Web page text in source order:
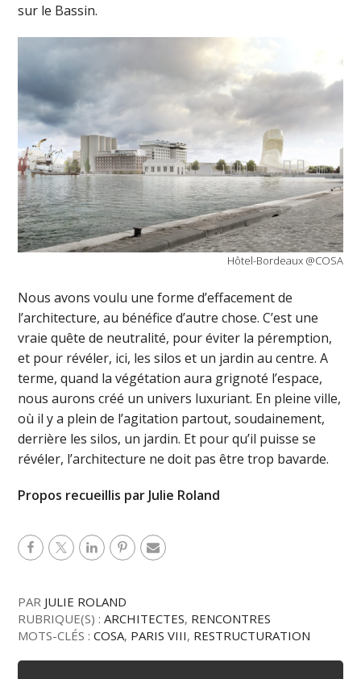
sur le Bassin.
Hôtel-Bordeaux @COSA
Nous avons voulu une forme d’effacement de
l’architecture, au bénéfice d’autre chose. C’est une
vraie quête de neutralité, pour éviter la péremption,
et pour révéler, ici, les silos et un jardin au centre. A
terme, quand la végétation aura grignoté l’espace,
nous aurons créé un univers luxuriant. En pleine ville,
où il y a plein de l’agitation partout, soudainement,
derrière les silos, un jardin. Et pour qu’il puisse se
révéler, l’architecture ne doit pas être trop bavarde.
Propos recueillis par Julie Roland
PAR JULIE ROLAND
RUBRIQUE(S) :ARCHITECTES, RENCONTRES
MOTS-CLÉS :COSA, PARIS VIII, RESTRUCTURATION